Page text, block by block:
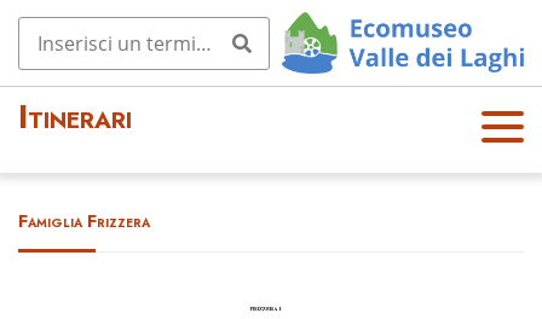
Itinerari
OPE
N
Famiglia Frizzera